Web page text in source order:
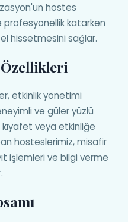
hostes
profesyonellik katarken
hissetmesini sağlar.
etkinlik yönetimi
ve güler yüzlü
veya etkinliğe
hosteslerimiz, misafir
işlemleri ve bilgi verme